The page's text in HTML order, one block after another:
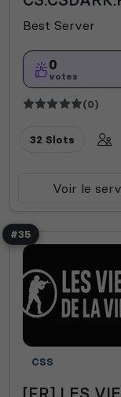
Best Server
0
votes
(0)
32 Slots
Voir le
#35
CSS